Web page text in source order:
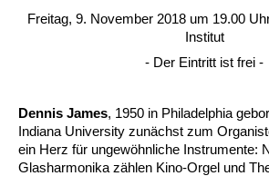
Freitag, 9. November 2018 um 19.00
Institut
- Der Eintritt ist frei -
Dennis James, 1950 in Philadelphia
Indiana University zunächst zum
ein Herz für ungewöhnliche Instrumente:
Glasharmonika zählen Kino-Orgel und